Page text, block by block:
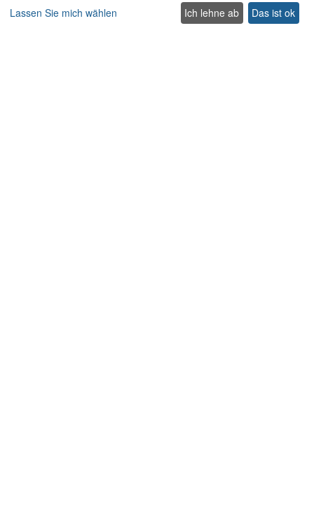
Traditionelle Villen
Haustierfreundliche villen auf Kreta
Lassen Sie mich wählen
Ich lehne ab Das ist ok